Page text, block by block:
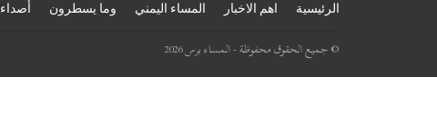
الرئيسية اهم الاخبار المساء اليمني وما يسطرون أصداء
© جميع الحقوق محفوظة - المساء برس 2026